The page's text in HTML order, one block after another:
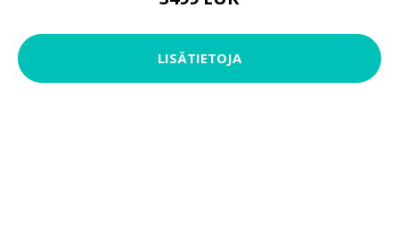
LISÄTIETOJA